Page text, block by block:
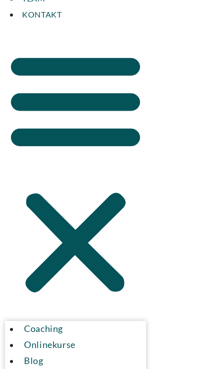
KONTAKT
Coaching
Onlinekurse
Blog